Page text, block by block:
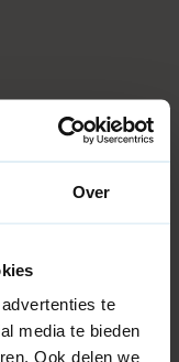
Over
te
media te bieden
Ook delen we